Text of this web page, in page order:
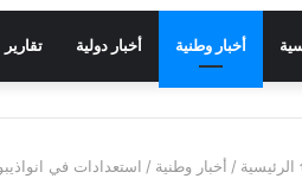
أخبار وطنية أخبار دولية تقارير
الرئيسية / أخبار وطنية / استعدادات في